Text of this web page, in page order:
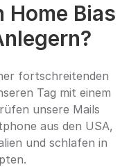
Bias
fortschreitenden
Tag mit einem
unsere Mails
aus den USA,
und schlafen in